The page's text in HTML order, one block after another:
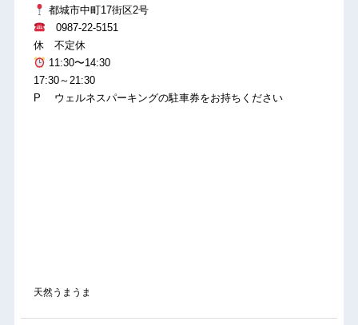
都城市中町17街区2号
0987-22-5151
休 不定休
11:30〜14:30
17:30～21:30
P ウェルネスパーキングの駐車券をお持ちください
天然うまうま